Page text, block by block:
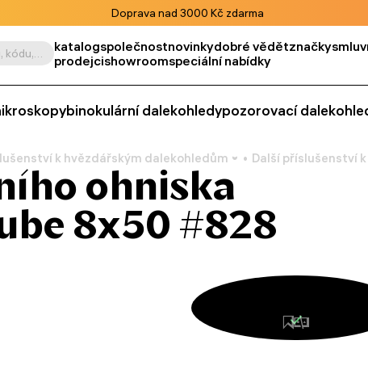
Doprava nad 3000 Kč zdarma
Vyhledat podle výrobku, kódu, kategorie apod. katalogspolečnostnovinkydobré vědětznačky
prodejcishowroomspeciální nabídky
binokulární dalekohledypozorovací
k hvězdářským dalekohledům Další příslušenství
ohniska
8x50 #828